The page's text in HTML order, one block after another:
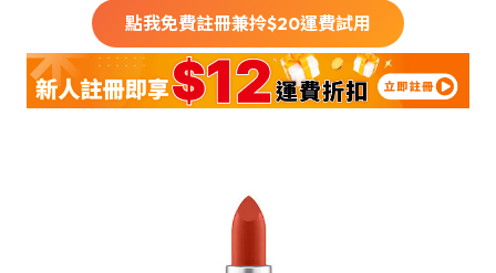
點我免費註冊兼拎$20運費試用